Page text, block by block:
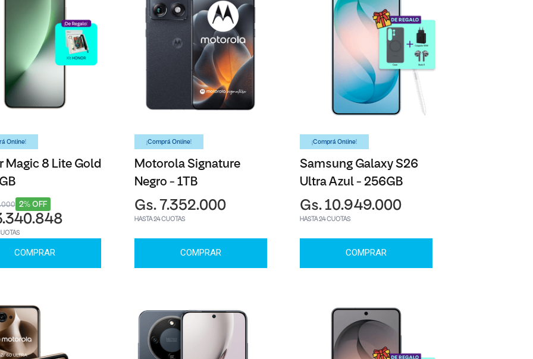
Online!
Magic 8 Lite Gold
2% OFF
COMPRAR
¡Comprá Online!
Motorola Signature
Negro - 1TB
Gs. 7.352.000
HASTA 24 CUOTAS
COMPRAR
¡Comprá Online!
Samsung Galaxy S26
Ultra Azul - 256GB
Gs. 10.949.000
HASTA 24 CUOTAS
COMPRAR